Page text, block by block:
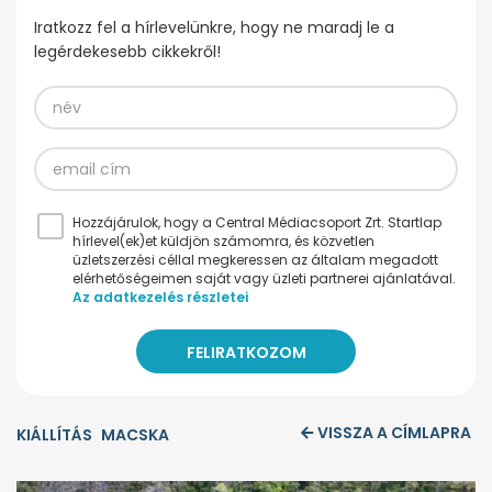
Iratkozz fel a hírlevelünkre, hogy ne maradj le a
legérdekesebb cikkekről!
Hozzájárulok, hogy a Central Médiacsoport Zrt. Startlap
hírlevel(ek)et küldjön számomra, és közvetlen
üzletszerzési céllal megkeressen az általam megadott
elérhetőségeimen saját vagy üzleti partnerei ajánlatával.
Az adatkezelés részletei
KIÁLLÍTÁS MACSKA VISSZA A CÍMLAPRA